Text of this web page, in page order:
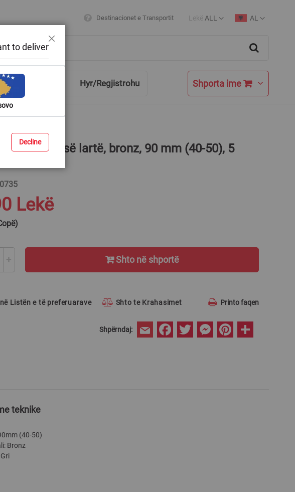
Destinacionet e Transportit
Currency
Lekë ALL
Language
AL
& Këshilla Hyr/Regjistrohu Shporta ime
I sigurisë së lartë, bronz, 90 mm (40-50), 5
Lekë
+ Shto në shportë
Listën e të preferuarave Shto te Krahasimet Printo faqen
Shpërndaj: Email FacebookTwitter MessengerPinterest
teknike
(40-50)
Bronz
to deliver
Decline